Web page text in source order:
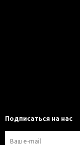
Подписаться на нас